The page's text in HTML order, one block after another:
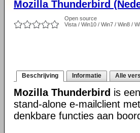
Mozilla Thunderbird
Open source
Vista / Win10 / Win7 / Win8 /
Beschrijving Informatie Alle
Mozilla Thunderbird is een
stand-alone e-mailclient
denkbare functies aan